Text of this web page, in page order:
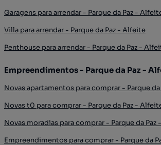
Garagens para arrendar - Parque da Paz -
Villa para arrendar - Parque da Paz - Alfeite
Penthouse para arrendar - Parque da Paz -
Empreendimentos - Parque da Paz -
Novas apartamentos para comprar - Parque
Novas t0 para comprar - Parque da Paz -
Novas moradias para comprar - Parque da
Empreendimentos para comprar - Parque da